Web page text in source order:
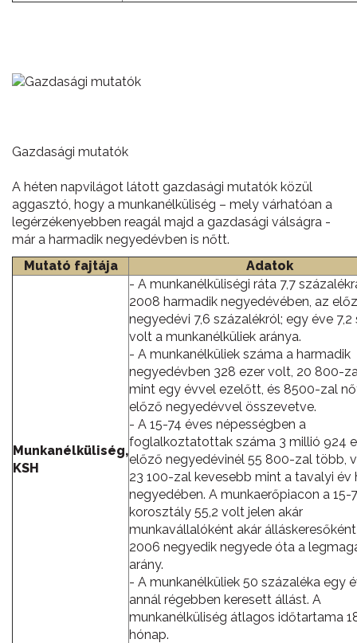
Gazdasági mutatók
A héten napvilágot látott gazdasági mutatók közül
aggasztó, hogy a munkanélküliség – mely várhatóan a
legérzékenyebben reagál majd a gazdasági válságra -
már a harmadik negyedévben is nőtt.
Mutató fajtája
Adatok
Munkanélküliség,
KSH
- A munkanélküliségi ráta 7,7
2008 harmadik negyedévében, az
negyedévi 7,6 százalékról; egy éve 7,2
volt a munkanélküliek aránya.
- A munkanélküliek száma a harmadik
negyedévben 328 ezer volt, 20 800-
mint egy évvel ezelőtt, és 8500-zal
előző negyedévvel összevetve.
- A 15-74 éves népességben a
foglalkoztatottak száma 3 millió 924
előző negyedévinél 55 800-zal több,
23 100-zal kevesebb mint a tavalyi év
negyedében. A munkaerőpiacon a 15-
korosztály 55,2 volt jelen akár
munkavállalóként akár
2006 negyedik negyede óta a
arány.
- A munkanélküliek 50 százaléka egy
annál régebben keresett állást. A
munkanélküliség átlagos időtartama
hónap.